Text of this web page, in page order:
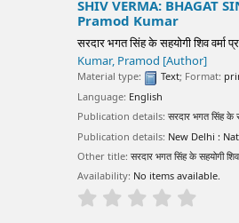
SHIV VERMA: BHAGAT
Pramod Kumar
सरदार भगत सिंह के सहयोगी शिव वर्मा
Kumar, Pramod [Author]
Material type: Text; Format:
Language: English
Publication details:सरदार भगत सिंह के
Publication details: New Delhi :
Other title:सरदार भगत सिंह के सहयोगी शिव
Availability: No items available.
star rating